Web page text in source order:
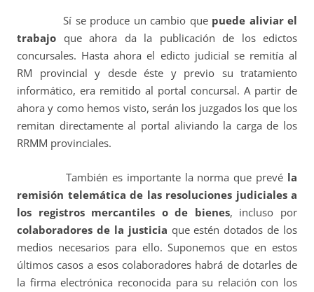
Sí se produce un cambio que puede aliviar el
trabajo que ahora da la publicación de los edictos
concursales. Hasta ahora el edicto judicial se remitía al
RM provincial y desde éste y previo su tratamiento
informático, era remitido al portal concursal. A partir de
ahora y como hemos visto, serán los juzgados los que los
remitan directamente al portal aliviando la carga de los
RRMM provinciales.
También es importante la norma que prevé la
remisión telemática de las resoluciones judiciales a
los registros mercantiles o de bienes, incluso por
colaboradores de la justicia que estén dotados de los
medios necesarios para ello. Suponemos que en estos
últimos casos a esos colaboradores habrá de dotarles de
la firma electrónica reconocida para su relación con los